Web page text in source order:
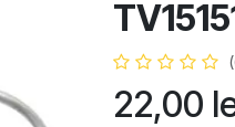
22,00